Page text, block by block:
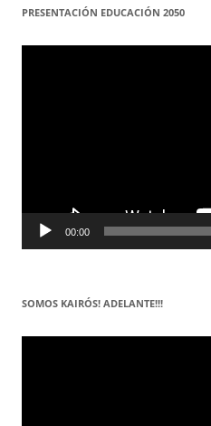
PRESENTACIÓN EDUCACIÓN 2050
Reproductor
00:00
SOMOS KAIRÓS! ADELANTE!!!
Reproductor